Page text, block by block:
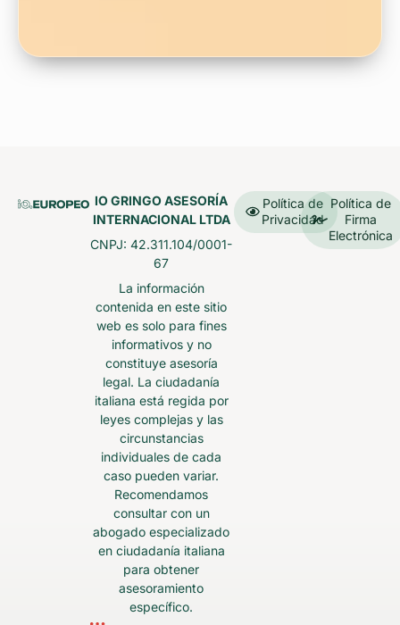
IO GRINGO ASESORÍA
INTERNACIONAL LTDA
CNPJ: 42.311.104/0001-
67
La información
contenida en este sitio
web es solo para fines
informativos y no
constituye asesoría
legal. La ciudadanía
italiana está regida por
leyes complejas y las
circunstancias
individuales de cada
caso pueden variar.
Recomendamos
consultar con un
abogado especializado
en ciudadanía italiana
para obtener
asesoramiento
específico.
Política de
Privacidad
Política de
Firma
Electrónica